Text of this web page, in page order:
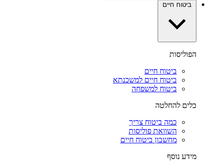
ביטוח חיים
הפוליסות
ביטוח חיים
ביטוח חיים למשכנתא
ביטוח למשפחה
כלים להחלטה
כמה ביטוח צריך
השוואת פוליסות
מחשבון ביטוח חיים
מידע נוסף